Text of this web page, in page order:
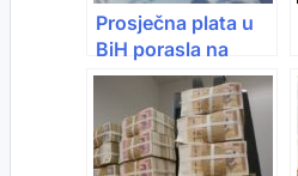
Prosječna plata u
BiH porasla na
1.680 KM: Evo ko
zarađuje najviše